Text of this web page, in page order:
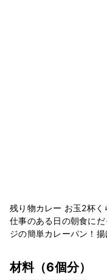
残り物カレー お玉2杯
仕事のある日の朝食に
ジの簡単カレーパン！
材料（6個分）